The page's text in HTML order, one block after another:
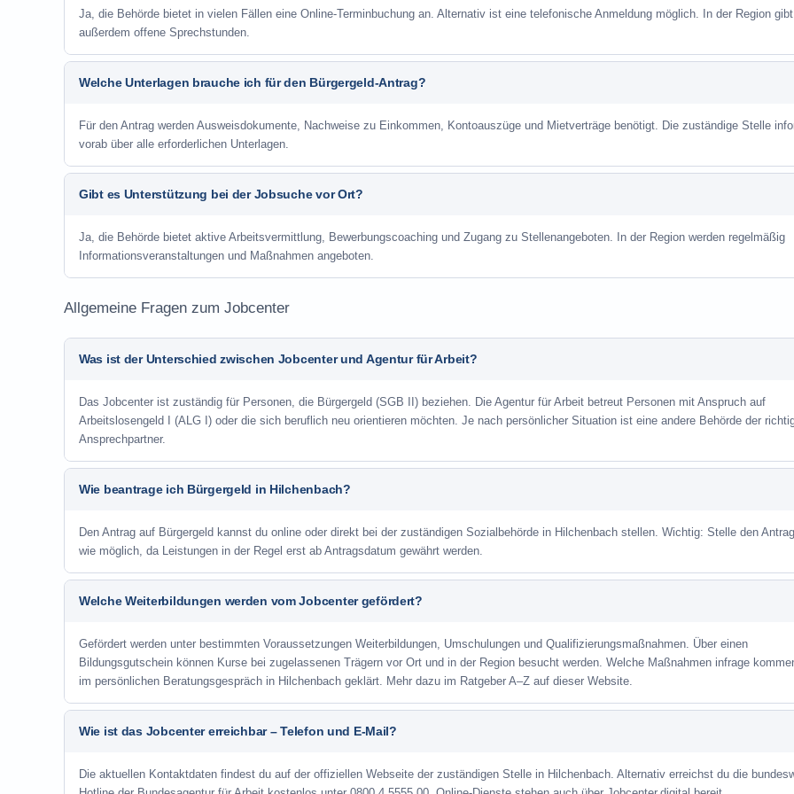
Ja, die Behörde bietet in vielen Fällen eine Online-Terminbuchung an. Alternativ ist eine telefonische Anmeldung möglich. In der Region
außerdem offene Sprechstunden.
Welche Unterlagen brauche ich für den Bürgergeld-Antrag?
Für den Antrag werden Ausweisdokumente, Nachweise zu Einkommen, Kontoauszüge und Mietverträge benötigt. Die zuständige Stelle
vorab über alle erforderlichen Unterlagen.
Gibt es Unterstützung bei der Jobsuche vor Ort?
Ja, die Behörde bietet aktive Arbeitsvermittlung, Bewerbungscoaching und Zugang zu Stellenangeboten. In der Region werden regelmäßig
Informationsveranstaltungen und Maßnahmen angeboten.
Allgemeine Fragen zum Jobcenter
Was ist der Unterschied zwischen Jobcenter und Agentur für Arbeit?
Das Jobcenter ist zuständig für Personen, die Bürgergeld (SGB II) beziehen. Die Agentur für Arbeit betreut Personen mit Anspruch auf
Arbeitslosengeld I (ALG I) oder die sich beruflich neu orientieren möchten. Je nach persönlicher Situation ist eine andere Behörde der
Ansprechpartner.
Wie beantrage ich Bürgergeld in Hilchenbach?
Den Antrag auf Bürgergeld kannst du online oder direkt bei der zuständigen Sozialbehörde in Hilchenbach stellen. Wichtig: Stelle den
wie möglich, da Leistungen in der Regel erst ab Antragsdatum gewährt werden.
Welche Weiterbildungen werden vom Jobcenter gefördert?
Gefördert werden unter bestimmten Voraussetzungen Weiterbildungen, Umschulungen und Qualifizierungsmaßnahmen. Über einen
Bildungsgutschein können Kurse bei zugelassenen Trägern vor Ort und in der Region besucht werden. Welche Maßnahmen infrage
im persönlichen Beratungsgespräch in Hilchenbach geklärt. Mehr dazu im Ratgeber A–Z auf dieser Website.
Wie ist das Jobcenter erreichbar – Telefon und E-Mail?
Die aktuellen Kontaktdaten findest du auf der offiziellen Webseite der zuständigen Stelle in Hilchenbach. Alternativ erreichst du die